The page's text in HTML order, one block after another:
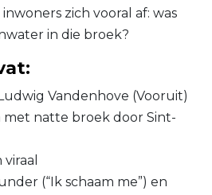
zich vooral af: was
in die broek?
Vandenhove (Vooruit)
met natte broek door Sint-
(“Ik schaam me”) en